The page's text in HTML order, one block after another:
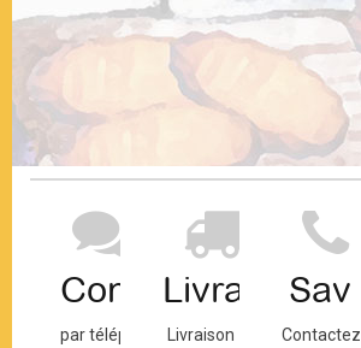
Contact
par téléphone
Livraison
Livraison
Sav
Contactez-